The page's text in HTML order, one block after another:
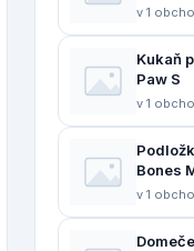
v 1
Kukaň
Paw S
v 1
Bones
v 1